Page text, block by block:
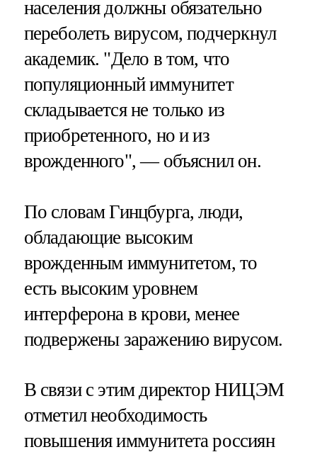
населения должны обязательно
переболеть вирусом, подчеркнул
академик. "Дело в том, что
популяционный иммунитет
складывается не только из
приобретенного, но и из
врожденного", — объяснил он.
По словам Гинцбурга, люди,
обладающие высоким
врожденным иммунитетом, то
есть высоким уровнем
интерферона в крови, менее
подвержены заражению вирусом.
В связи с этим директор НИЦЭМ
отметил необходимость
повышения иммунитета россиян